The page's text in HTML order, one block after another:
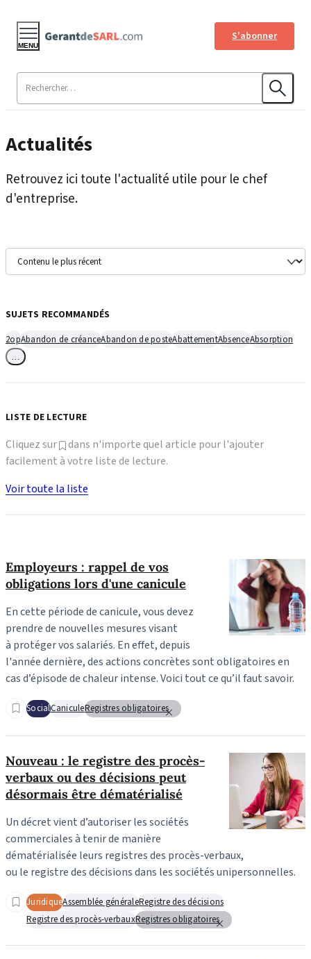
S'abonner
MENU
Actualités
Retrouvez ici toute l'actualité utile pour le chef
d'entreprise.
Employeurs : rappel de vos
obligations lors d'une canicule
En cette période de canicule, vous devez
prendre de nouvelles mesures visant
à protéger vos salariés. En effet, depuis
l'année dernière, des actions concrètes sont obligatoires en
cas d’épisode de chaleur intense. Voici tout ce qu’il faut savoir.
SocialCaniculeRegistres obligatoires
Nouveau : le registre des procès-
verbaux ou des décisions peut
désormais être dématérialisé
Un décret vient d’autoriser les sociétés
commerciales à tenir de manière
dématérialisée leurs registres des procès-verbaux,
ou le registre des décisions dans les sociétés unipersonnelles.
JuridiqueAssemblée généraleRegistre des décisions
Registre des procès-verbauxRegistres obligatoires
SUJETS RECOMMANDÉS
2opAbandon de créanceAbandon de posteAbattementAbsenceAbsorption
LISTE DE LECTURE
Cliquez sur
dans n'importe quel article pour l'ajouter
facilement à votre liste de lecture.
Voir toute la liste